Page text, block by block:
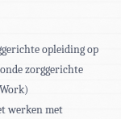
opleiding op
zorggerichte
werken met